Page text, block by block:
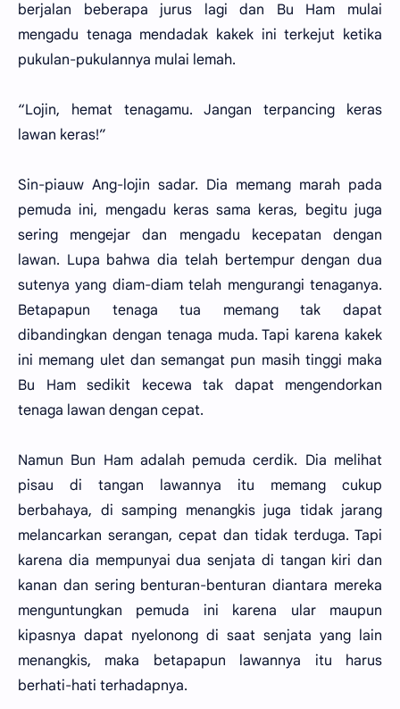
berjalan beberapa jurus lagi dan Bu Ham mulai
mengadu tenaga mendadak kakek ini terkejut ketika
pukulan-pukulannya mulai lemah.
“Lojin, hemat tenagamu. Jangan terpancing keras
lawan keras!”
Sin-piauw Ang-lojin sadar. Dia memang marah pada
pemuda ini, mengadu keras sama keras, begitu juga
sering mengejar dan mengadu kecepatan dengan
lawan. Lupa bahwa dia telah bertempur dengan dua
sutenya yang diam-diam telah mengurangi tenaganya.
Betapapun tenaga tua memang tak dapat
dibandingkan dengan tenaga muda. Tapi karena kakek
ini memang ulet dan semangat pun masih tinggi maka
Bu Ham sedikit kecewa tak dapat mengendorkan
tenaga lawan dengan cepat.
Namun Bun Ham adalah pemuda cerdik. Dia melihat
pisau di tangan lawannya itu memang cukup
berbahaya, di samping menangkis juga tidak jarang
melancarkan serangan, cepat dan tidak terduga. Tapi
karena dia mempunyai dua senjata di tangan kiri dan
kanan dan sering benturan-benturan diantara mereka
menguntungkan pemuda ini karena ular maupun
kipasnya dapat nyelonong di saat senjata yang lain
menangkis, maka betapapun lawannya itu harus
berhati-hati terhadapnya.